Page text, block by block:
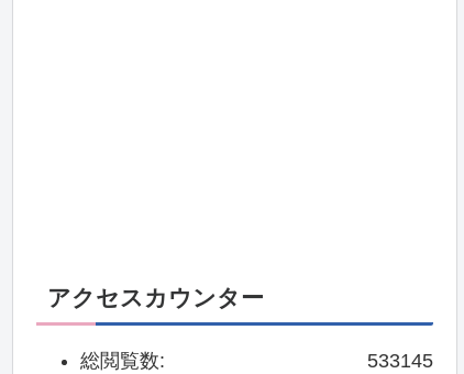
アクセスカウンター
533145
総閲覧数: